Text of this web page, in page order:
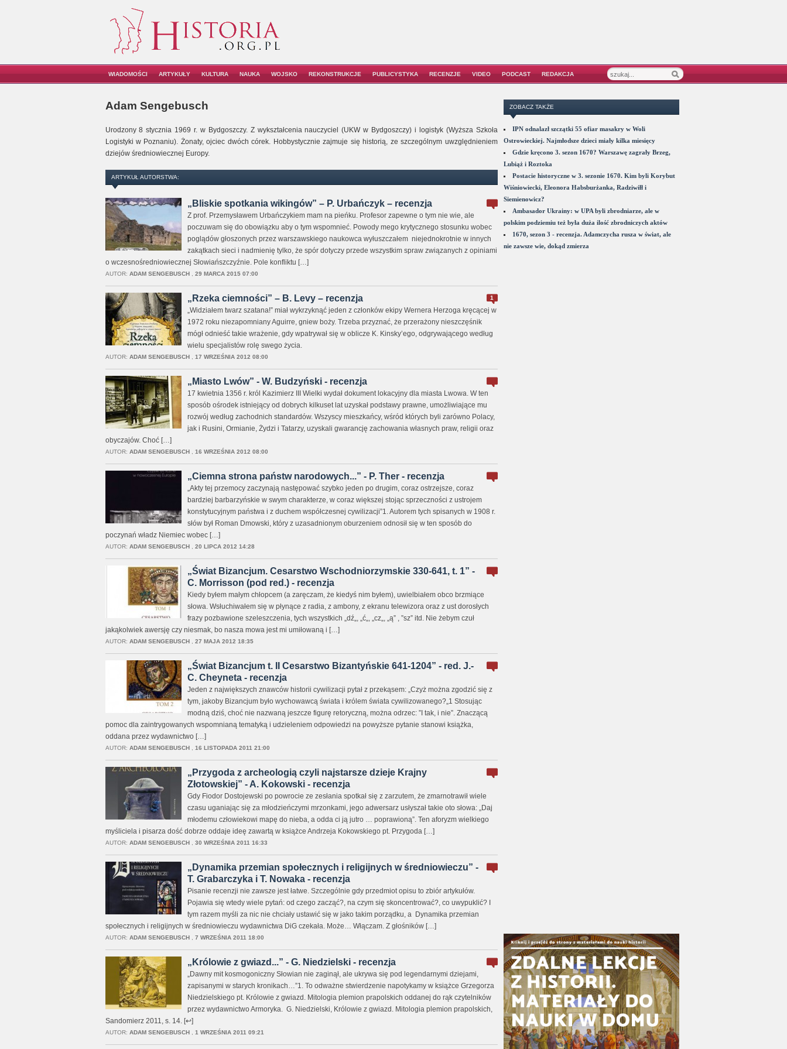
WIADOMOŚCI ARTYKUŁY KULTURA NAUKA WOJSKO REKONSTRUKCJE PUBLICYSTYKA RECENZJE VIDEO PODCAST REDAKCJA
Adam Sengebusch
Urodzony 8 stycznia 1969 r. w Bydgoszczy. Z wykształcenia nauczyciel (UKW w Bydgoszczy) i logistyk (Wyższa Szkoła
Logistyki w Poznaniu). Żonaty, ojciec dwóch córek. Hobbystycznie zajmuje się historią, ze szczególnym uwzględnieniem
dziejów średniowiecznej Europy.
ARTYKUŁ AUTORSTWA:
„Bliskie spotkania wikingów” – P. Urbańczyk – recenzja
Z prof. Przemysławem Urbańczykiem mam na pieńku. Profesor zapewne o tym nie wie, ale
poczuwam się do obowiązku aby o tym wspomnieć. Powody mego krytycznego stosunku wobec
poglądów głoszonych przez warszawskiego naukowca wyłuszczałem niejednokrotnie w innych
zakątkach sieci i nadmienię tylko, że spór dotyczy przede wszystkim spraw związanych z opiniami
o wczesnośredniowiecznej Słowiańszczyźnie. Pole konfliktu […]
AUTOR: ADAM SENGEBUSCH, 29 MARCA 2015 07:00
1
„Rzeka ciemności” – B. Levy – recenzja
„Widziałem twarz szatana!” miał wykrzyknąć jeden z członków ekipy Wernera Herzoga kręcącej w
1972 roku niezapomniany Aguirre, gniew boży. Trzeba przyznać, że przerażony nieszczęśnik
mógł odnieść takie wrażenie, gdy wpatrywał się w oblicze K. Kinsky’ego, odgrywającego według
wielu specjalistów rolę swego życia.
AUTOR: ADAM SENGEBUSCH, 17 WRZEŚNIA 2012 08:00
„Miasto Lwów” - W. Budzyński - recenzja
17 kwietnia 1356 r. król Kazimierz III Wielki wydał dokument lokacyjny dla miasta Lwowa. W ten
sposób ośrodek istniejący od dobrych kilkuset lat uzyskał podstawy prawne, umożliwiające mu
rozwój według zachodnich standardów. Wszyscy mieszkańcy, wśród których byli zarówno Polacy,
jak i Rusini, Ormianie, Żydzi i Tatarzy, uzyskali gwarancję zachowania własnych praw, religii oraz
obyczajów. Choć […]
AUTOR: ADAM SENGEBUSCH, 16 WRZEŚNIA 2012 08:00
„Ciemna strona państw narodowych...” - P. Ther - recenzja
„Akty tej przemocy zaczynają następować szybko jeden po drugim, coraz ostrzejsze, coraz
bardziej barbarzyńskie w swym charakterze, w coraz większej stojąc sprzeczności z ustrojem
konstytucyjnym państwa i z duchem współczesnej cywilizacji”1. Autorem tych spisanych w 1908 r.
słów był Roman Dmowski, który z uzasadnionym oburzeniem odnosił się w ten sposób do
poczynań władz Niemiec wobec […]
AUTOR: ADAM SENGEBUSCH, 20 LIPCA 2012 14:28
„Świat Bizancjum. Cesarstwo Wschodniorzymskie 330-641, t. 1” -
C. Morrisson (pod red.) - recenzja
Kiedy byłem małym chłopcem (a zaręczam, że kiedyś nim byłem), uwielbiałem obco brzmiące
słowa. Wsłuchiwałem się w płynące z radia, z ambony, z ekranu telewizora oraz z ust dorosłych
frazy pozbawione szeleszczenia, tych wszystkich „dź„, „ć„, „cz„, „ą” , ”sz” itd. Nie żebym czuł
jakąkolwiek awersję czy niesmak, bo nasza mowa jest mi umiłowaną i […]
AUTOR: ADAM SENGEBUSCH, 27 MAJA 2012 18:35
„Świat Bizancjum t. II Cesarstwo Bizantyńskie 641-1204” - red. J.-
C. Cheyneta - recenzja
Jeden z największych znawców historii cywilizacji pytał z przekąsem: „Czyż można zgodzić się z
tym, jakoby Bizancjum było wychowawcą świata i królem świata cywilizowanego?„1 Stosując
modną dziś, choć nie nazwaną jeszcze figurę retoryczną, można odrzec: ”I tak, i nie”. Znaczącą
pomoc dla zaintrygowanych wspomnianą tematyką i udzieleniem odpowiedzi na powyższe pytanie stanowi książka,
oddana przez wydawnictwo […]
AUTOR: ADAM SENGEBUSCH, 16 LISTOPADA 2011 21:00
„Przygoda z archeologią czyli najstarsze dzieje Krajny
Złotowskiej” - A. Kokowski - recenzja
Gdy Fiodor Dostojewski po powrocie ze zesłania spotkał się z zarzutem, że zmarnotrawił wiele
czasu uganiając się za młodzieńczymi mrzonkami, jego adwersarz usłyszał takie oto słowa: „Daj
młodemu człowiekowi mapę do nieba, a odda ci ją jutro … poprawioną”. Ten aforyzm wielkiego
myśliciela i pisarza dość dobrze oddaje ideę zawartą w książce Andrzeja Kokowskiego pt. Przygoda […]
AUTOR: ADAM SENGEBUSCH, 30 WRZEŚNIA 2011 16:33
„Dynamika przemian społecznych i religijnych w średniowieczu” -
T. Grabarczyka i T. Nowaka - recenzja
Pisanie recenzji nie zawsze jest łatwe. Szczególnie gdy przedmiot opisu to zbiór artykułów.
Pojawia się wtedy wiele pytań: od czego zacząć?, na czym się skoncentrować?, co uwypuklić? I
tym razem myśli za nic nie chciały ustawić się w jako takim porządku, a Dynamika przemian
społecznych i religijnych w średniowieczu wydawnictwa DiG czekała. Może… Włączam. Z głośników […]
AUTOR: ADAM SENGEBUSCH, 7 WRZEŚNIA 2011 18:00
„Królowie z gwiazd...” - G. Niedzielski - recenzja
„Dawny mit kosmogoniczny Słowian nie zaginął, ale ukrywa się pod legendarnymi dziejami,
zapisanymi w starych kronikach…”1. To odważne stwierdzenie napotykamy w książce Grzegorza
Niedzielskiego pt. Królowie z gwiazd. Mitologia plemion prapolskich oddanej do rąk czytelników
przez wydawnictwo Armoryka. G. Niedzielski, Królowie z gwiazd. Mitologia plemion prapolskich,
Sandomierz 2011, s. 14. [↩]
AUTOR: ADAM SENGEBUSCH, 1 WRZEŚNIA 2011 09:21
ZOBACZ TAKŻE
IPN odnalazł szczątki 55 ofiar masakry w Woli
Ostrowieckiej. Najmłodsze dzieci miały kilka miesięcy
Gdzie kręcono 3. sezon 1670? Warszawę zagrały Brzeg,
Lubiąż i Roztoka
Postacie historyczne w 3. sezonie 1670. Kim byli Korybut
Wiśniowiecki, Eleonora Habsburżanka, Radziwiłł i
Siemienowicz?
Ambasador Ukrainy: w UPA byli zbrodniarze, ale w
polskim podziemiu też była duża ilość zbrodniczych aktów
1670, sezon 3 - recenzja. Adamczycha rusza w świat, ale
nie zawsze wie, dokąd zmierza